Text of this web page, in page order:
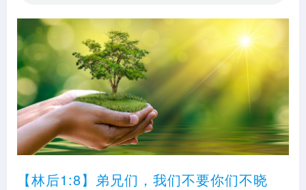
【林后1:8】弟兄们，我们不要你们不晓